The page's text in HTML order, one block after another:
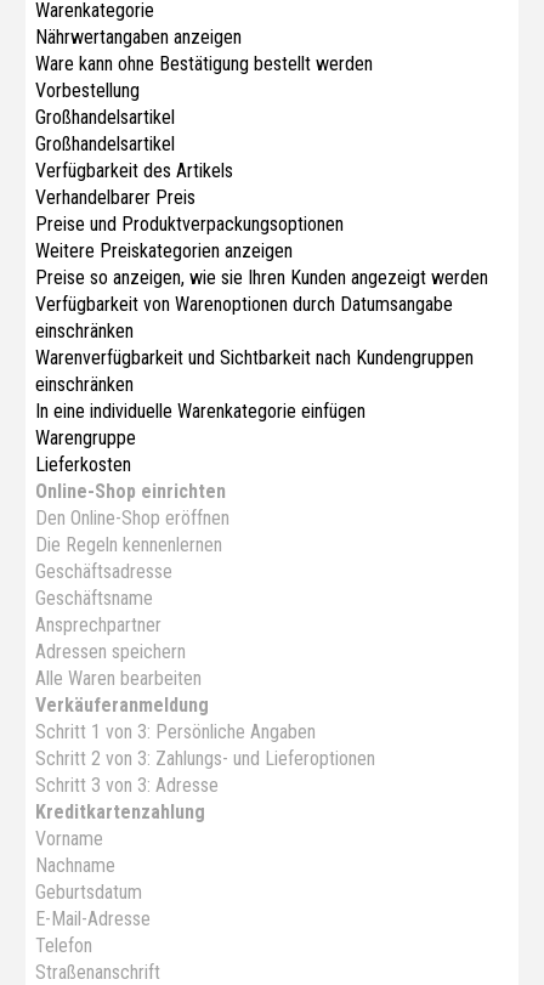
Warenkategorie
Nährwertangaben anzeigen
Ware kann ohne Bestätigung bestellt werden
Vorbestellung
Großhandelsartikel
Großhandelsartikel
Verfügbarkeit des Artikels
Verhandelbarer Preis
Preise und Produktverpackungsoptionen
Weitere Preiskategorien anzeigen
Preise so anzeigen, wie sie Ihren Kunden angezeigt werden
Verfügbarkeit von Warenoptionen durch Datumsangabe
einschränken
Warenverfügbarkeit und Sichtbarkeit nach Kundengruppen
einschränken
In eine individuelle Warenkategorie einfügen
Warengruppe
Lieferkosten
Online-Shop einrichten
Den Online-Shop eröffnen
Die Regeln kennenlernen
Geschäftsadresse
Geschäftsname
Ansprechpartner
Adressen speichern
Alle Waren bearbeiten
Verkäuferanmeldung
Schritt 1 von 3: Persönliche Angaben
Schritt 2 von 3: Zahlungs- und Lieferoptionen
Schritt 3 von 3: Adresse
Kreditkartenzahlung
Vorname
Nachname
Geburtsdatum
E-Mail-Adresse
Telefon
Straßenanschrift